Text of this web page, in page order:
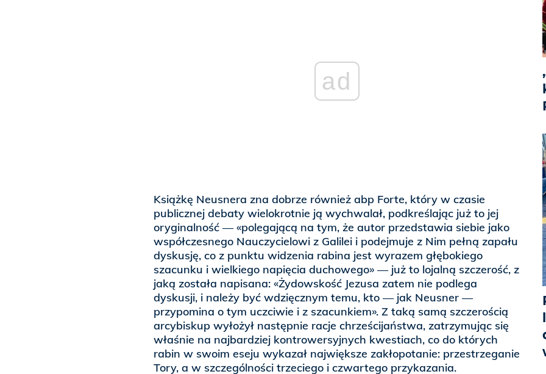
ad
Książkę Neusnera zna dobrze również abp Forte, który w czasie
publicznej debaty wielokrotnie ją wychwalał, podkreślając już to jej
oryginalność — «polegającą na tym, że autor przedstawia siebie jako
współczesnego Nauczycielowi z Galilei i podejmuje z Nim pełną zapału
dyskusję, co z punktu widzenia rabina jest wyrazem głębokiego
szacunku i wielkiego napięcia duchowego» — już to lojalną szczerość, z
jaką została napisana: «Żydowskość Jezusa zatem nie podlega
dyskusji, i należy być wdzięcznym temu, kto — jak Neusner —
przypomina o tym uczciwie i z szacunkiem». Z taką samą szczerością
arcybiskup wyłożył następnie racje chrześcijaństwa, zatrzymując się
właśnie na najbardziej kontrowersyjnych kwestiach, co do których
rabin w swoim eseju wykazał największe zakłopotanie: przestrzeganie
Tory, a w szczególności trzeciego i czwartego przykazania.